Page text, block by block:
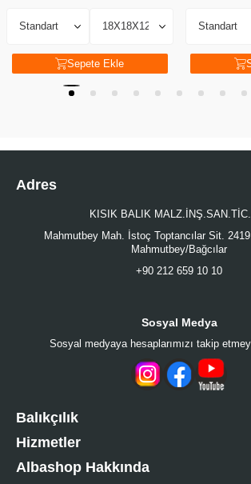
Sepete Ekle
Adres
KISIK BALIK
Mahmutbey Mah. İstoç Toptancılar Sit.
Mahmutbey/Bağcılar
+90 212 659 10 10
Sosyal Medya
Sosyal medyaya hesaplarımızı takip
Balıkçılık
Hizmetler
Albashop Hakkında